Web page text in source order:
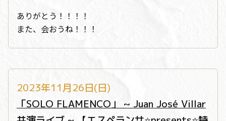
ありがとう！！！！
また、会おうね！！！
2023年11月26日(日)
「SOLO FLAMENCO」 ~ Juan José Villar